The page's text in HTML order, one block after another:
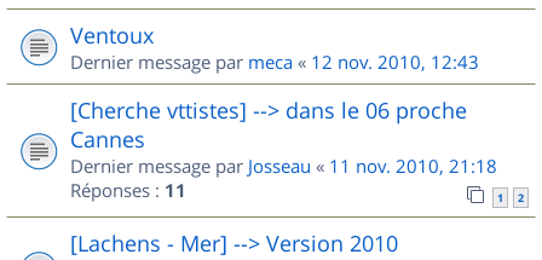
Ventoux
Dernier message par meca « 12 nov. 2010, 12:43
[Cherche vttistes] --> dans le 06 proche
Cannes
Dernier message par Josseau « 11 nov. 2010, 21:18
Réponses : 11 1 2
[Lachens - Mer] --> Version 2010